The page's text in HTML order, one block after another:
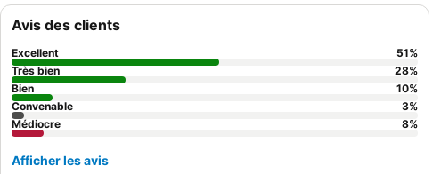
Avis des clients
Excellent 51%
Très bien
28%
Bien
10%
Convenable
3%
Médiocre
8%
Afficher les avis